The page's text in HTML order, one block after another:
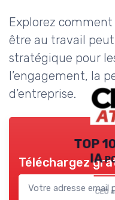
Explorez
être au travail
stratégique pour
l’engagement, la
d’entreprise.
TOP
IA
CEO
Téléchargez